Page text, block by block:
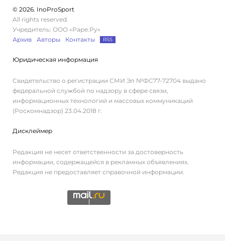
© 2026. InoProSport
All rights reserved.
Учредитель: ООО «Раре.Ру»
Архив
Авторы Контакты RSS
Юридическая информация
Свидетельство о регистрации СМИ Эл №ФС77-72704 выдано
федеральной службой по надзору в сфере связи,
информационных технологий и массовых коммуникаций
(Роскомнадзор) 23.04.2018 г.
Дисклеймер
Редакция не несет ответственности за достоверность
информации, содержащейся в рекламных объявлениях.
Редакция не предоставляет справочной информации.